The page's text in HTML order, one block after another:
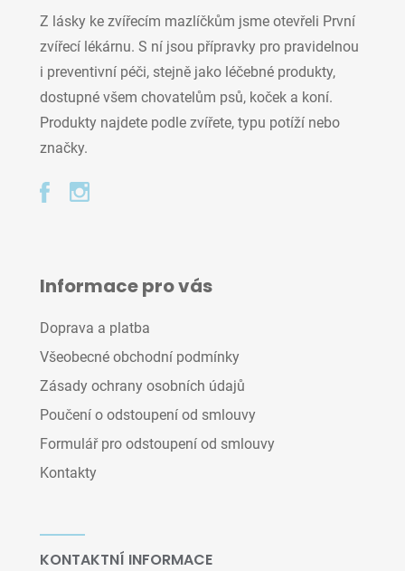
Z lásky ke zvířecím mazlíčkům jsme otevřeli První
zvířecí lékárnu. S ní jsou přípravky pro pravidelnou
i preventivní péči, stejně jako léčebné produkty,
dostupné všem chovatelům psů, koček a koní.
Produkty najdete podle zvířete, typu potíží nebo
značky.
Informace pro vás
Doprava a platba
Všeobecné obchodní podmínky
Zásady ochrany osobních údajů
Poučení o odstoupení od smlouvy
Formulář pro odstoupení od smlouvy
Kontakty
KONTAKTNÍ INFORMACE